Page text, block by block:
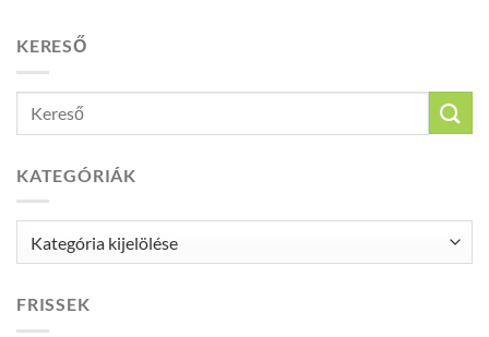
KERESŐ
KATEGÓRIÁK
FRISSEK